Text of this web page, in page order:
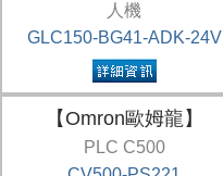
人機
GLC150-BG41-ADK-24V
【Omron歐姆龍】
PLC C500